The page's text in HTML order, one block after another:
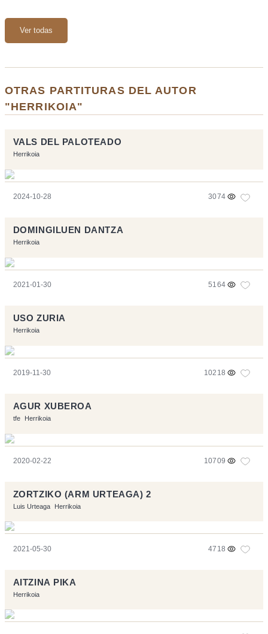
Ver todas
OTRAS PARTITURAS DEL AUTOR
"HERRIKOIA"
VALS DEL PALOTEADO
Herrikoia
2024-10-28 3074
DOMINGILUEN DANTZA
Herrikoia
2021-01-30 5164
USO ZURIA
Herrikoia
2019-11-30 10218
AGUR XUBEROA
tfe Herrikoia
2020-02-22 10709
ZORTZIKO (ARM URTEAGA) 2
Luis Urteaga Herrikoia
2021-05-30 4718
AITZINA PIKA
Herrikoia